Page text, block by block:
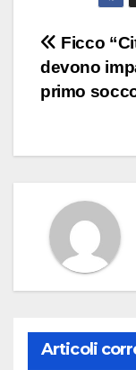
articoli
Ficco
devono
primo
Articoli